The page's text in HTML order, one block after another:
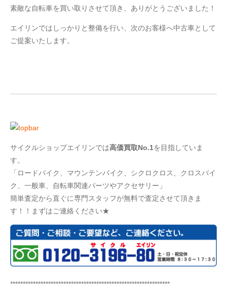
素敵な自転車を買い取りさせて頂き、ありがとうございました！
エイリンではしっかりと整備を行い、次のお客様へ中古車として
ご提案いたします。
サイクルショップエイリンでは高価買取No.1を目指していま
す。
「ロードバイク、マウンテンバイク、シクロクロス、クロスバイ
ク、一般車、自転車関連パーツやアクセサリー」
簡単査定から直ぐに専門スタッフが無料で査定させて頂きま
す！！まずはご連絡ください★
***************************************************************